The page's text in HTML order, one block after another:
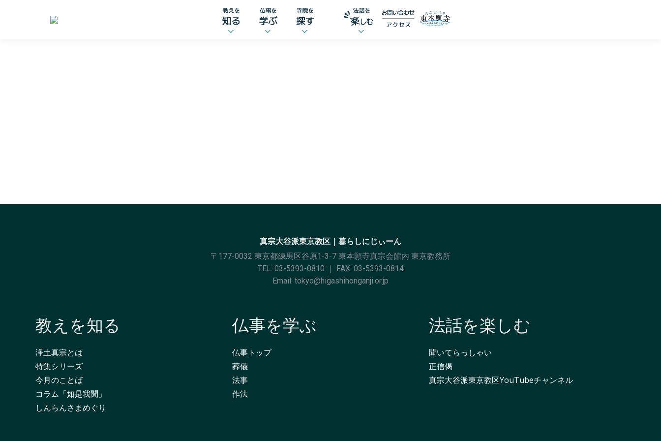
真宗大谷派東京教区｜暮らしにじぃーん
〒177-0032 東京都練馬区谷原1-3-7 東本願寺真宗会館内 東京教務所
TEL: 03-5393-0810 ｜ FAX: 03-5393-0814
Email: tokyo@higashihonganji.or.jp
教えを知る
浄土真宗とは
特集シリーズ
今月のことば
コラム「如是我聞」
しんらんさまめぐり
仏事を学ぶ
仏事トップ
葬儀
法事
作法
法話を楽しむ
聞いてらっしゃい
正信偈
真宗大谷派東京教区YouTubeチャンネル